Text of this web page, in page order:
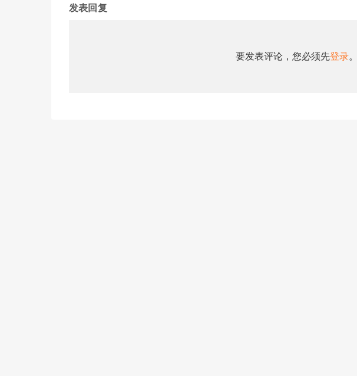
发表回复
要发表评论，您必须先登录。